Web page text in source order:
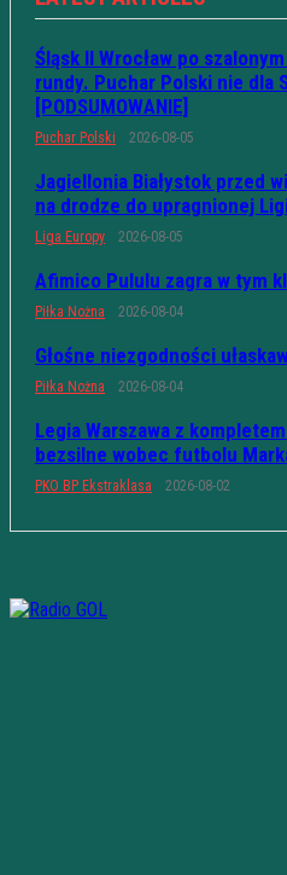
Śląsk II Wrocław po
rundy. Puchar Polski nie dla
[PODSUMOWANIE]
Puchar Polski 2026-08-05
Jagiellonia Białystok przed
na drodze do upragnionej
Liga Europy 2026-08-05
Afimico Pululu zagra w tym
Piłka Nożna 2026-08-04
Głośne niezgodności
Piłka Nożna 2026-08-04
Legia Warszawa z
bezsilne wobec futbolu
PKO BP Ekstraklasa 2026-08-02